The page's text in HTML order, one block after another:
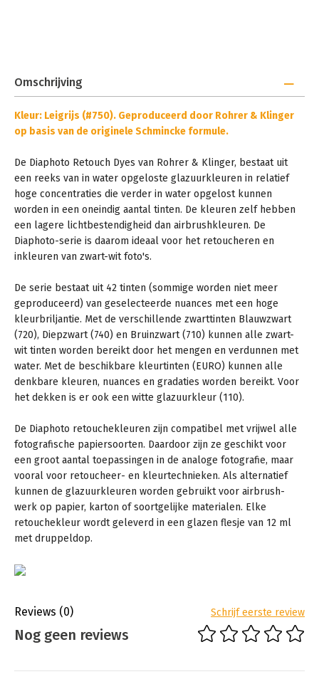
Omschrijving
Kleur: Leigrijs (#750). Geproduceerd door Rohrer & Klinger
op basis van de originele Schmincke formule.
De Diaphoto Retouch Dyes van Rohrer & Klinger, bestaat uit
een reeks van in water opgeloste glazuurkleuren in relatief
hoge concentraties die verder in water opgelost kunnen
worden in een oneindig aantal tinten. De kleuren zelf hebben
een lagere lichtbestendigheid dan airbrushkleuren. De
Diaphoto-serie is daarom ideaal voor het retoucheren en
inkleuren van zwart-wit foto's.
De serie bestaat uit 42 tinten (sommige worden niet meer
geproduceerd) van geselecteerde nuances met een hoge
kleurbriljantie. Met de verschillende zwarttinten Blauwzwart
(720), Diepzwart (740) en Bruinzwart (710) kunnen alle zwart-
wit tinten worden bereikt door het mengen en verdunnen met
water. Met de beschikbare kleurtinten (EURO) kunnen alle
denkbare kleuren, nuances en gradaties worden bereikt. Voor
het dekken is er ook een witte glazuurkleur (110).
De Diaphoto retouchekleuren zijn compatibel met vrijwel alle
fotografische papiersoorten. Daardoor zijn ze geschikt voor
een groot aantal toepassingen in de analoge fotografie, maar
vooral voor retoucheer- en kleurtechnieken. Als alternatief
kunnen de glazuurkleuren worden gebruikt voor airbrush-
werk op papier, karton of soortgelijke materialen. Elke
retouchekleur wordt geleverd in een glazen flesje van 12 ml
met druppeldop.
Reviews (0) Schrijf eerste review
Nog geen reviews